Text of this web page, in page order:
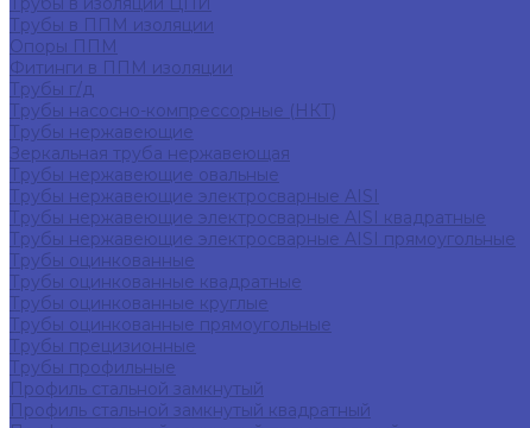
Трубы в ППМ изоляции
Опоры ППМ
Фитинги в ППМ изоляции
Трубы г/д
Трубы насосно-компрессорные (НКТ)
Трубы нержавеющие
Зеркальная труба нержавеющая
Трубы нержавеющие овальные
Трубы нержавеющие электросварные AISI
Трубы нержавеющие электросварные AISI квадратные
Трубы нержавеющие электросварные AISI прямоугольные
Трубы оцинкованные
Трубы оцинкованные квадратные
Трубы оцинкованные круглые
Трубы оцинкованные прямоугольные
Трубы прецизионные
Трубы профильные
Профиль стальной замкнутый
Профиль стальной замкнутый квадратный